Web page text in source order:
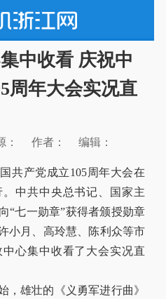
中收看 庆祝中
周年大会实况直
： 作者： 编辑：
共产党成立105周年大会在
中共中央总书记、国家主
“七一勋章”获得者颁授勋章
小月、高玲慧、陈利众等市
心集中收看了大会实况直
，雄壮的《义勇军进行曲》